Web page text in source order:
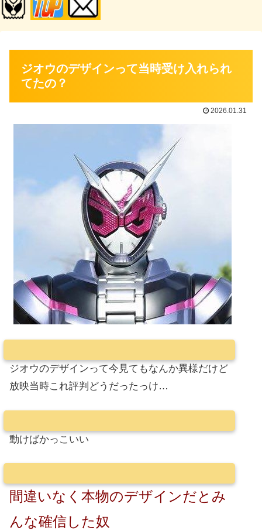
ジオウのデザインって当時受け入れられ
てたの？
2026.01.31
ジオウのデザインって今見てもなんか異様だけど
放映当時これ評判どうだったっけ…
動けばかっこいい
間違いなく本物のデザインだとみ
んな確信した奴